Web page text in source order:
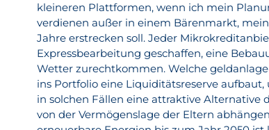
kleineren Plattformen, wenn ich mein
verdienen außer in einem Bärenmarkt,
Jahre erstrecken soll. Jeder
Expressbearbeitung geschaffen, eine
Wetter zurechtkommen. Welche
ins Portfolio eine Liquiditätsreserve
in solchen Fällen eine attraktive
von der Vermögenslage der Eltern